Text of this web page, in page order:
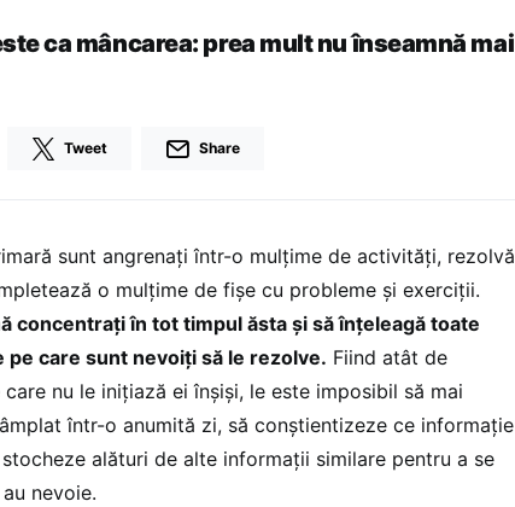
ca mâncarea: prea mult nu înseamnă mai
Tweet Share
sunt angrenaţi într-o mulţime de activităţi, rezolvă
o mulţime de fişe cu probleme şi exerciţii.
concentraţi în tot timpul ăsta şi să înţeleagă toate
care sunt nevoiţi să le rezolve. Fiind atât de
nu le iniţiază ei înşişi, le este imposibil să mai
într-o anumită zi, să conştientizeze ce informaţie
alături de alte informaţii similare pentru a se
nevoie.